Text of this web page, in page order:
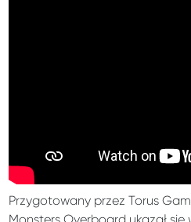
Przygotowany przez Torus